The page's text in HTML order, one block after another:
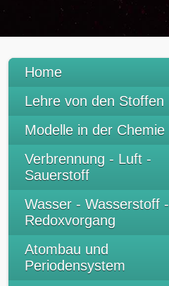
Home
Lehre von den Stoffen
Modelle in der Chemie
Verbrennung - Luft -
Sauerstoff
Wasser - Wasserstoff -
Redoxvorgang
Atombau und
Periodensystem